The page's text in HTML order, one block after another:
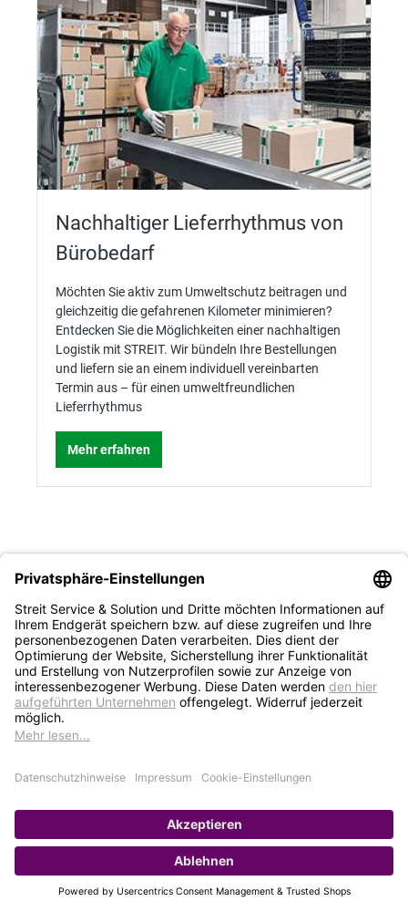
Nachhaltiger Lieferrhythmus von
Bürobedarf
Möchten Sie aktiv zum Umweltschutz beitragen und
gleichzeitig die gefahrenen Kilometer minimieren?
Entdecken Sie die Möglichkeiten einer nachhaltigen
Logistik mit STREIT. Wir bündeln Ihre Bestellungen
und liefern sie an einem individuell vereinbarten
Termin aus – für einen umweltfreundlichen
Lieferrhythmus
Mehr erfahren
STREIT Newsletter
Neue Produkte, Blogbeiträge, Eventeinladungen und
vieles mehr
Bleiben Sie auf dem Laufenden und abonnieren Sie
Abonnieren